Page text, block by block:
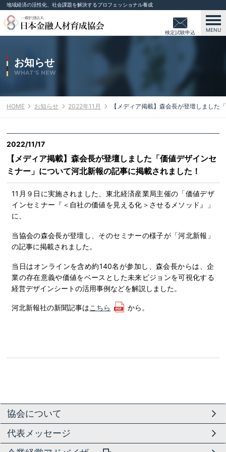
地域経済の活性化、社会課題を解決するプロフェッショナル養成
検定試験申込
み
MENU
お知らせ
WHAT’S NEW
HOME お知らせ 2022年11月 【メディア掲載】森会長が登壇しました
2022/11/17
【メディア掲載】森会長が登壇しました「価値デザインセ
ミナー」について河北新報の記事に掲載されました！
11月９日に実施されました、東北経済産業局主催の「価値デザ
インセミナー『＜自社の価値を見える化＞させるメソッド』」
に、
当協会の森会長が登壇し、そのセミナーの様子が「河北新報」
の記事に掲載されました。
当日はオンラインを含め約140名が参加し、森会長からは、企
業の存在意義や価値をベースとした未来ビジョンを可視化する
経営デザインシートの活用事例などを解説しました。
河北新報社の新聞記事はこちら から。
協会について
代表メッセージ